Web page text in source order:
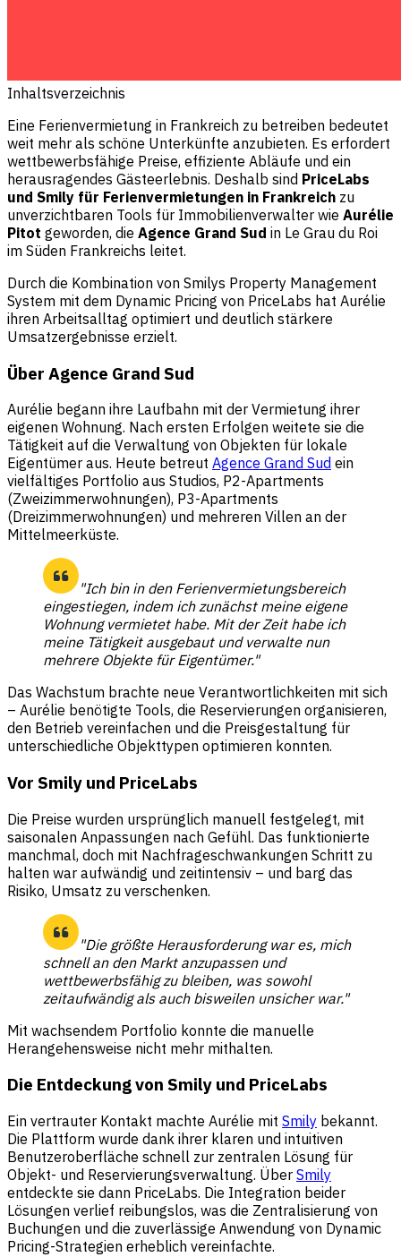
Inhaltsverzeichnis
Eine Ferienvermietung in Frankreich zu betreiben bedeutet
weit mehr als schöne Unterkünfte anzubieten. Es erfordert
wettbewerbsfähige Preise, effiziente Abläufe und ein
herausragendes Gästeerlebnis. Deshalb sind PriceLabs
und Smily für Ferienvermietungen in Frankreich zu
unverzichtbaren Tools für Immobilienverwalter wie Aurélie
Pitot geworden, die Agence Grand Sud in Le Grau du Roi
im Süden Frankreichs leitet.
Durch die Kombination von Smilys Property Management
System mit dem Dynamic Pricing von PriceLabs hat Aurélie
ihren Arbeitsalltag optimiert und deutlich stärkere
Umsatzergebnisse erzielt.
Über Agence Grand Sud
Aurélie begann ihre Laufbahn mit der Vermietung ihrer
eigenen Wohnung. Nach ersten Erfolgen weitete sie die
Tätigkeit auf die Verwaltung von Objekten für lokale
Eigentümer aus. Heute betreut Agence Grand Sud ein
vielfältiges Portfolio aus Studios, P2-Apartments
(Zweizimmerwohnungen), P3-Apartments
(Dreizimmerwohnungen) und mehreren Villen an der
Mittelmeerküste.
"Ich bin in den Ferienvermietungsbereich
eingestiegen, indem ich zunächst meine eigene
Wohnung vermietet habe. Mit der Zeit habe ich
meine Tätigkeit ausgebaut und verwalte nun
mehrere Objekte für Eigentümer."
Das Wachstum brachte neue Verantwortlichkeiten mit sich
– Aurélie benötigte Tools, die Reservierungen organisieren,
den Betrieb vereinfachen und die Preisgestaltung für
unterschiedliche Objekttypen optimieren konnten.
Vor Smily und PriceLabs
Die Preise wurden ursprünglich manuell festgelegt, mit
saisonalen Anpassungen nach Gefühl. Das funktionierte
manchmal, doch mit Nachfrageschwankungen Schritt zu
halten war aufwändig und zeitintensiv – und barg das
Risiko, Umsatz zu verschenken.
"Die größte Herausforderung war es, mich
schnell an den Markt anzupassen und
wettbewerbsfähig zu bleiben, was sowohl
zeitaufwändig als auch bisweilen unsicher war."
Mit wachsendem Portfolio konnte die manuelle
Herangehensweise nicht mehr mithalten.
Die Entdeckung von Smily und PriceLabs
Ein vertrauter Kontakt machte Aurélie mit Smily bekannt.
Die Plattform wurde dank ihrer klaren und intuitiven
Benutzeroberfläche schnell zur zentralen Lösung für
Objekt- und Reservierungsverwaltung. Über Smily
entdeckte sie dann PriceLabs. Die Integration beider
Lösungen verlief reibungslos, was die Zentralisierung von
Buchungen und die zuverlässige Anwendung von Dynamic
Pricing-Strategien erheblich vereinfachte.